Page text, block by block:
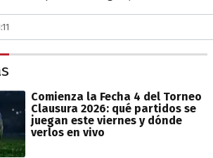
Comienza la Fecha 4 del Torneo
Clausura 2026: qué partidos se
juegan este viernes y dónde
verlos en vivo